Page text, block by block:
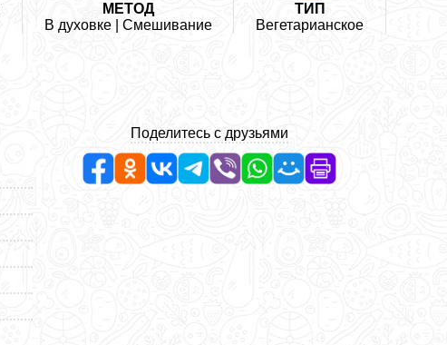
МЕТОД
В духовке | Смешивание
ТИП
Вегетарианское
Поделитесь с друзьями